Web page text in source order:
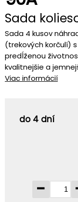
Sada
Sada 4 kusov
(trekových korčulí)
predĺženou
kvalitnejšie a
Viac informácií
do 4 dní
-